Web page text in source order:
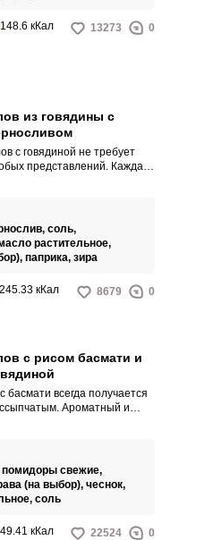
148.6 кКал 13273 0
из говядины с
с говядиной не требует
представлений. Каждая
виды мяса.
соль,
растительное,
паприка, зира
245.33 кКал 8679 0
с рисом басмати и
басмати всегда получается
Ароматный и
сами.
помидоры свежие,
(на выбор), чеснок,
соль
кКал 22524 0